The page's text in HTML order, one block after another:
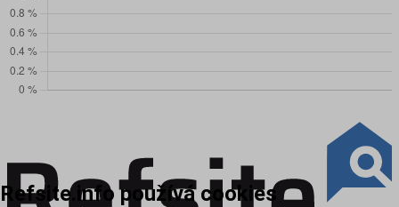
Refsite.info používá cookies